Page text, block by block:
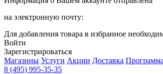
на электронную почту:
Для добавления товара в избранное
Войти
Зарегистрироваться
Магазины Услуги Акции Доставка
8 (495) 995-35-35